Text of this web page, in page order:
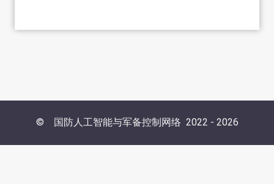
© 国防人工智能与军备控制网络 2022 - 2026